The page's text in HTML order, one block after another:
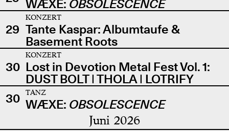
WÆXE: OBSOLESCENCE
29
KONZERT
Tante Kaspar: Albumtaufe &
Basement Roots
30
KONZERT
Lost in Devotion Metal Fest Vol. 1:
DUST BOLT | THOLA | LOTRIFY
30
TANZ
WÆXE: OBSOLESCENCE
Juni 2026